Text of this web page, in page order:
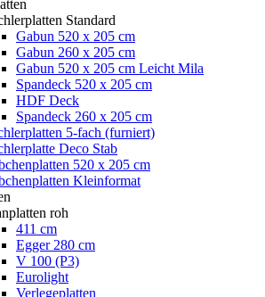
Standard
Gabun 520 x 205 cm
Gabun 260 x 205 cm
Gabun 520 x 205 cm Leicht Mila
Spandeck 520 x 205 cm
HDF Deck
Spandeck 260 x 205 cm
5-fach (furniert)
Deco Stab
520 x 205 cm
Kleinformat
roh
411 cm
Egger 280 cm
V 100 (P3)
Eurolight
Verlegeplatten